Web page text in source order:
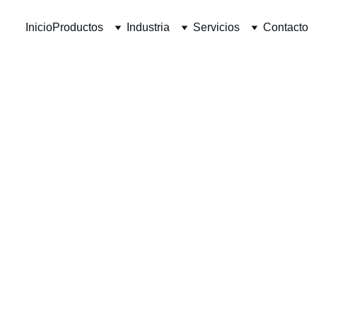
InicioProductos Industria Servicios Contacto